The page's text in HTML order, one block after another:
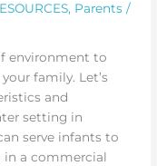
, Parents /
environment to
family. Let’s
and
setting in
serve infants to
in a commercial